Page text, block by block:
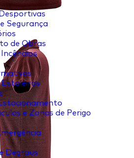
Segurança
de Obras
Estaleiros
e Zonas de Perigo
Degraus